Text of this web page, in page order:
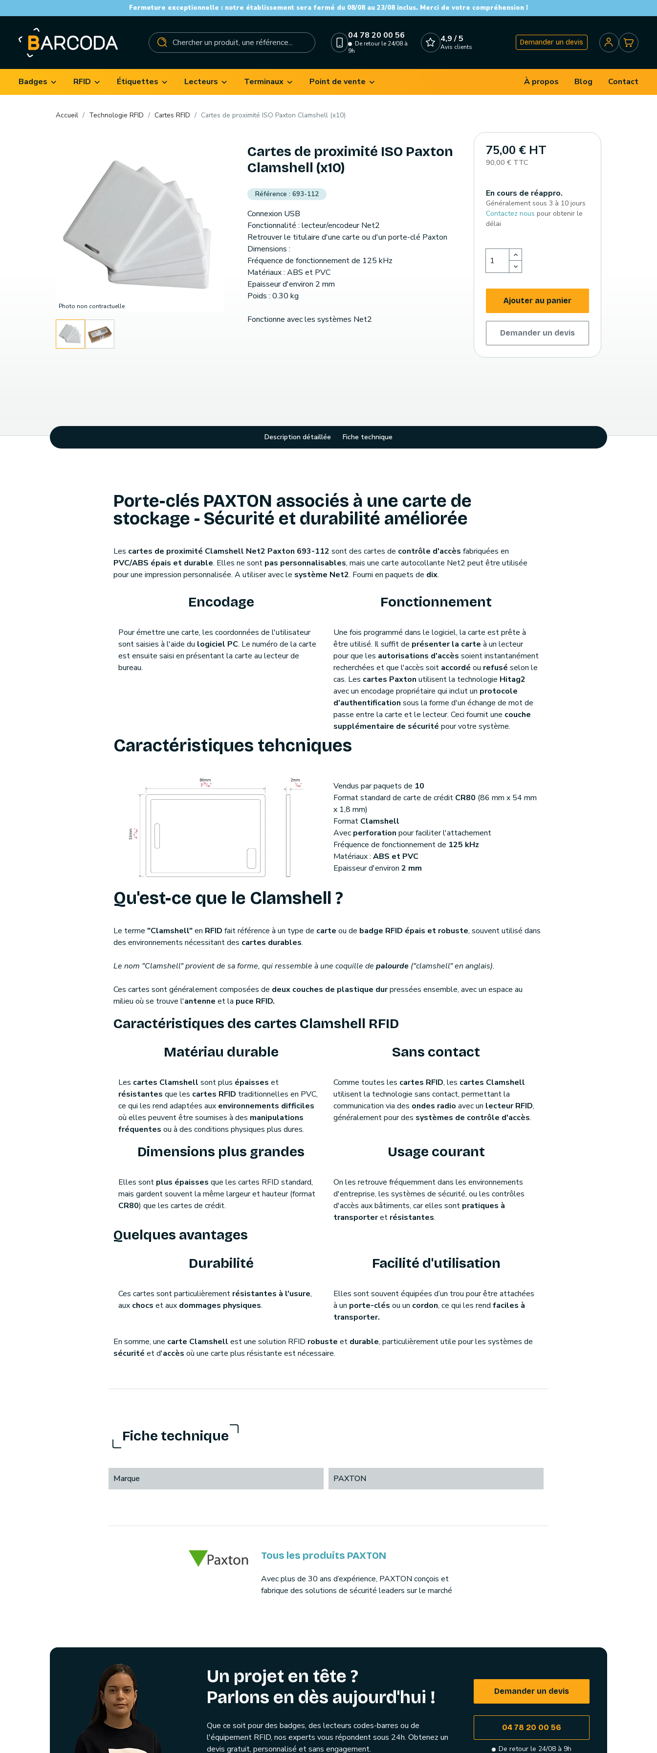
Fermeture exceptionnelle : notre établissement sera fermé du 08/08 au 23/08 inclus. Merci de votre compréhension !
04 78 20 00 56
De retour le 24/08 à
9h
4,9 / 5
Avis clients
Demander un devis
Badges RFID Étiquettes Lecteurs Terminaux Point de vente À propos Blog Contact
Accueil Technologie RFID Cartes RFID Cartes de proximité ISO Paxton Clamshell (x10)
Photo non contractuelle
Cartes de proximité ISO Paxton
Clamshell (x10)
693-112
Connexion USB
Fonctionnalité : lecteur/encodeur Net2
Retrouver le titulaire d'une carte ou d'un porte-clé Paxton
Dimensions :
Fréquence de fonctionnement de 125 kHz
Matériaux : ABS et PVC
Epaisseur d'environ 2 mm
Poids : 0.30 kg
Fonctionne avec les systèmes Net2
75,00 € HT
90,00 € TTC
En cours de réappro.
Généralement sous 3 à 10 jours
Contactez nous pour obtenir le
délai
Ajouter au panier
Demander un devis
Description détaillée Fiche technique
Porte-clés PAXTON associés à une carte de
stockage - Sécurité et durabilité améliorée
Les cartes de proximité Clamshell Net2 Paxton 693-112 sont des cartes de contrôle d'accès fabriquées en
PVC/ABS épais et durable. Elles ne sont pas personnalisables, mais une carte autocollante Net2 peut être utilisée
pour une impression personnalisée. A utiliser avec le système Net2. Fourni en paquets de dix.
Encodage
Pour émettre une carte, les coordonnées de l'utilisateur
sont saisies à l'aide du logiciel PC. Le numéro de la carte
est ensuite saisi en présentant la carte au lecteur de
bureau.
Fonctionnement
Une fois programmé dans le logiciel, la carte est prête à
être utilisé. Il suffit de présenter la carte à un lecteur
pour que les autorisations d'accès soient instantanément
recherchées et que l'accès soit accordé ou refusé selon le
cas. Les cartes Paxton utilisent la technologie Hitag2
avec un encodage propriétaire qui inclut un protocole
d'authentification sous la forme d'un échange de mot de
passe entre la carte et le lecteur. Ceci fournit une couche
supplémentaire de sécurité pour votre système.
Caractéristiques tehcniques
Vendus par paquets de 10
Format standard de carte de crédit CR80 (86 mm x 54 mm
x 1,8 mm)
Format Clamshell
Avec perforation pour faciliter l'attachement
Fréquence de fonctionnement de 125 kHz
Matériaux : ABS et PVC
Epaisseur d'environ 2 mm
Qu'est-ce que le Clamshell ?
Le terme "Clamshell"en RFID fait référence à un type de carte ou de badge RFID épais et robuste, souvent utilisé dans
des environnements nécessitant des cartes durables.
Le nom "Clamshell" provient de sa forme, qui ressemble à une coquille de palourde ("clamshell" en anglais).
Ces cartes sont généralement composées de deux couches de plastique durpressées ensemble, avec un espace au
milieu où se trouve l'antenne et la puce RFID.
Caractéristiques des cartes Clamshell RFID
Matériau durable
Les cartes Clamshell sont plus épaisses et
résistantes que les cartes RFID traditionnelles en PVC,
ce qui les rend adaptées aux environnements difficiles
où elles peuvent être soumises à des manipulations
fréquentes ou à des conditions physiques plus dures.
Sans contact
Comme toutes les cartes RFID, les cartes Clamshell
utilisent la technologie sans contact, permettant la
communication via des ondes radio avec un lecteur RFID,
généralement pour des systèmes de contrôle d'accès.
Dimensions plus grandes
Elles sont plus épaisses que les cartes RFID standard,
mais gardent souvent la même largeur et hauteur (format
CR80) que les cartes de crédit.
Usage courant
On les retrouve fréquemment dans les environnements
d'entreprise, les systèmes de sécurité, ou les contrôles
d'accès aux bâtiments, car elles sont pratiques à
transporteret résistantes.
Quelques avantages
Durabilité
Ces cartes sont particulièrement résistantes à l'usure,
aux chocs et aux dommages physiques.
Facilité d'utilisation
Elles sont souvent équipées d’un trou pour être attachées
à un porte-clés ou un cordon, ce qui les rend faciles à
transporter.
En somme, une carte Clamshell est une solution RFID robuste et durable, particulièrement utile pour les systèmes de
sécurité et d'accès où une carte plus résistante est nécessaire.
Fiche technique
Marque PAXTON
Tous les produits PAXTON
Avec plus de 30 ans d’expérience, PAXTON conçois et
fabrique des solutions de sécurité leaders sur le marché
Un projet en tête ?
Parlons en dès aujourd'hui !
Que ce soit pour des badges, des lecteurs codes-barres ou de
l'équipement RFID, nos experts vous répondent sous 24h. Obtenez un
devis gratuit, personnalisé et sans engagement.
Demander un devis
04 78 20 00 56
De retour le 24/08 à 9h